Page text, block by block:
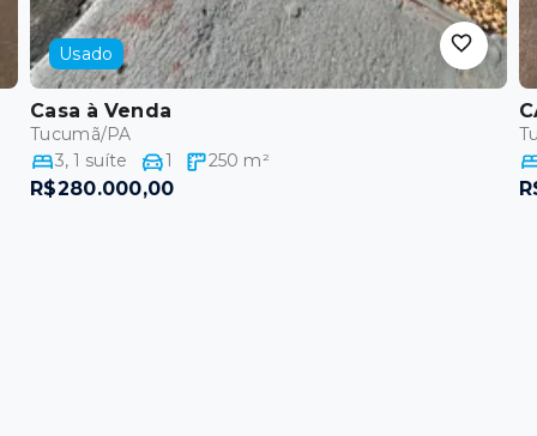
Usado
Casa à Venda
Tucumã/PA
3,1 suíte 1 250 m²
R$280.000,00